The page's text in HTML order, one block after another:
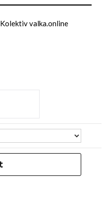
Kolektiv valka.online